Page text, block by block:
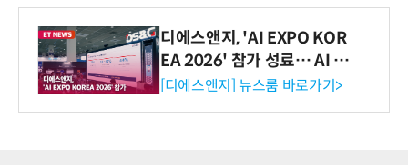
디에스앤지, 'AI EXPO KOR
EA 2026' 참가 성료… AI 전
생애주기 아우르는 통합 솔루
[디에스앤지] 뉴스룸 바로가기>